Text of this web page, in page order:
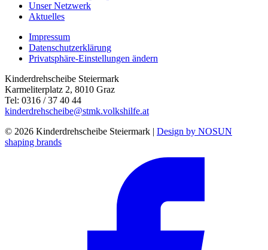
Unser Netzwerk
Aktuelles
Impressum
Datenschutzerklärung
Privatsphäre-Einstellungen ändern
Kinderdrehscheibe Steiermark
Karmeliterplatz 2, 8010 Graz
Tel: 0316 / 37 40 44
kinderdrehscheibe@stmk.volkshilfe.at
© 2026 Kinderdrehscheibe Steiermark | Design by NOSUN
shaping brands